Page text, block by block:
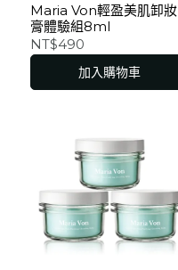
Maria Von輕盈美肌卸妝
膏體驗組8ml
NT$490
加入購物車